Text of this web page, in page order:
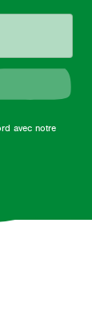
avec notre